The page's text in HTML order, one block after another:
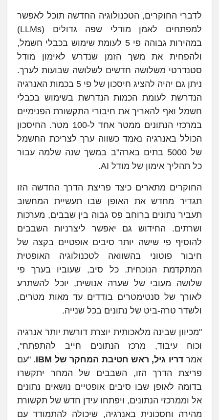
לדברי החוקרים, הטכנולוגיה החדשה תוכל לאפשר
למפתחים לאמן מודלי שפה גדולים (LLMs)
במהירות גבוהה פי 5 לעומת שימוש בכבלי חשמל,
ולהפחית את משך הזמן שנדרש לאימון מודל
סטנדרטי משלושה חדשים לשלושה שבועות לערך.
ניתן גם יהיה להציג חיסכון של פי 5 בכמות האנרגיה
הנדרשת לעומת הכמות הנדרשת בשימוש בכבלי
חשמל ואף להאריך את חיבורי התקשורת הפנימיים
במרכזי הנתונים ממטר אחד ל-100 מטר. החיסכון
הכולל באנרגיה נאמד כשווה ערך לצריכת החשמל
של 5000 בתים בארה"ב במשך שנה שלמה עבור
כל תהליך אימון של מודל AI.
החוקרים מתארים כיצד פריצת הדרך החדשה הזו
תגדיר מחדש את האופן שבו תעשיית המחשוב
תעביר נתונים ברוחב פס גבוה בין שבבים, מערכות
ושרתים. החידוש גם יאפשר ליצרניות השבבים
להוסיף פי שישה יותר סיבים אופטיים בקצה של
חיבור פוטוני בהשוואה לטכנולוגיה האופטית
המתקדמת הנוכחית. כל סיב, שעוביו בערך פי
שלושה מעובי של שערה אנושית, יוכל להשתרע
לאורך של סנטימטרים בודדים עד מאות מטרים,
ולשדר טרה-ביט של נתונים בכל שנייה.
"מכיוון שבינה מלאכותית יוצרת דורשת יותר אנרגיה
וכוח עיבוד, מרכז הנתונים חייב להתפתח",
אמרדריו גיל, ראש חטיבת המחקר של IBM. "עם
פריצת הדרך הזו, השבבים של המחר יתקשרו
בדומה לאופן שבו סיבים אופטיים נושאים נתונים
אל וממרכזי הנתונים, ויפתחו עידן חדש של תקשורת
מהירה וחסכונית באנרגיה, שיכולה להתמודד עם